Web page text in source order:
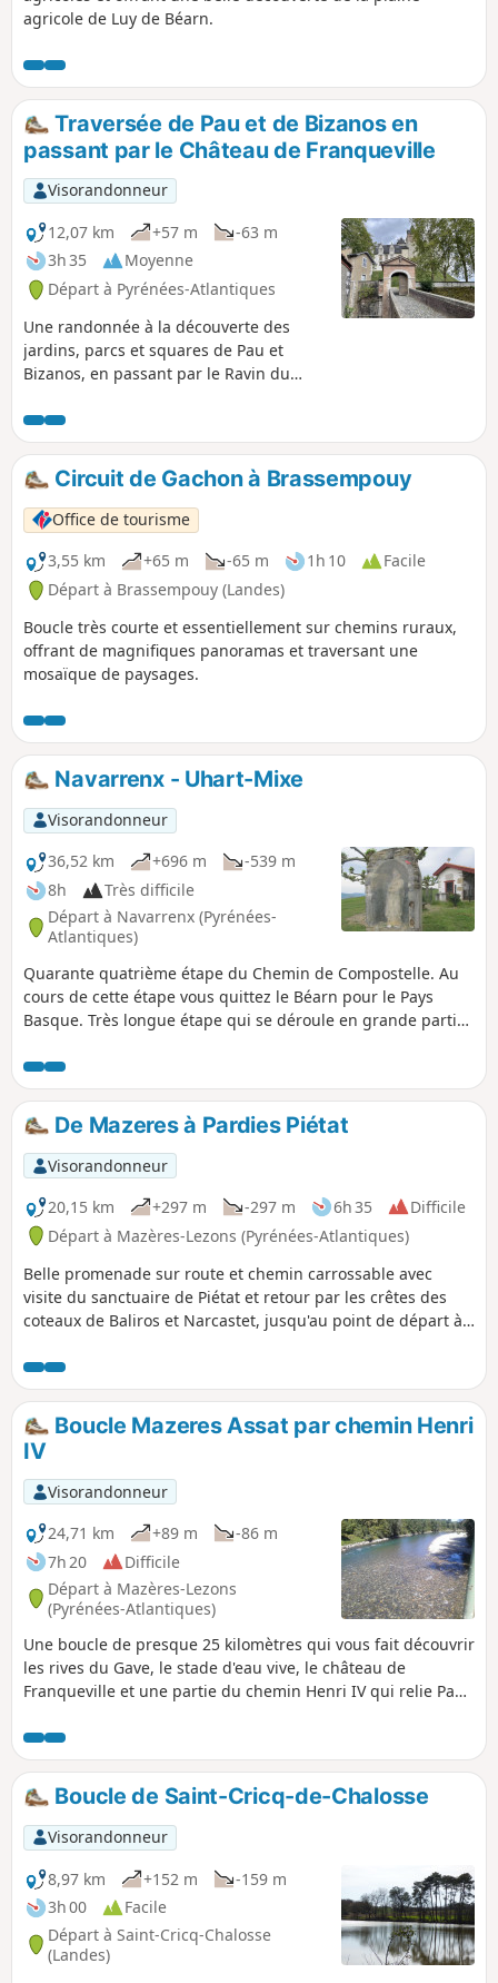
agricole de Luy de Béarn.
Traversée de Pau et de Bizanos en
passant par le Château de Franqueville
Visorandonneur
12,07 km
+57 m
-63 m
3h 35
Moyenne
Départ à Pyrénées-Atlantiques
Une randonnée à la découverte des
jardins, parcs et squares de Pau et
Bizanos, en passant par le Ravin du
d'Eaux Vives et les hauteurs du Château
de Franqueville ; le long du Gave de
Pau, les ruisseaux de l'Ousse, des
Bouries et l'Ariou Merdé ; avec des
perspectives magnifiques sur les
Côteaux de Jurançon, les Pyrénées,
depuis le Château de Pau jusqu'aux
hauteurs du Château de Franqueville.
Circuit de Gachon à Brassempouy
Office de tourisme
3,55 km
+65 m -65 m 1h 10
Facile
Départ à Brassempouy (Landes)
Boucle très courte et essentiellement sur chemins ruraux,
offrant de magnifiques panoramas et traversant une
mosaïque de paysages.
Navarrenx - Uhart-Mixe
Visorandonneur
36,52 km
+696 m
-539 m
8h
Très difficile
Départ à Navarrenx (Pyrénées-
Atlantiques)
Quarante quatrième étape du Chemin de Compostelle. Au
cours de cette étape vous quittez le Béarn pour le Pays
Basque. Très longue étape qui se déroule en grande partie
bois. Compte tenu que vous ne traversez pas de gros
village, il est donc préférable de prévoir le ravitaillement au
départ.De Mazeres à Pardies Piétat
Visorandonneur
20,15 km
+297 m -297 m 6h 35
Difficile
Départ à Mazères-Lezons (Pyrénées-Atlantiques)
Belle promenade sur route et chemin carrossable avec
visite du sanctuaire de Piétat et retour par les crêtes des
coteaux de Baliros et Narcastet, jusqu'au point de départ à
Boucle Mazeres Assat par chemin Henri
IV
Visorandonneur
24,71 km
+89 m
-86 m
7h 20
Difficile
Départ à Mazères-Lezons
(Pyrénées-Atlantiques)
Une boucle de presque 25 kilomètres qui vous fait découvrir
les rives du Gave, le stade d'eau vive, le château de
Franqueville et une partie du chemin Henri IV qui relie Pau
gauche du gave jusqu'à votre point de départ.
Boucle de Saint-Cricq-de-Chalosse
Visorandonneur
8,97 km
+152 m
-159 m
3h 00
Facile
Départ à Saint-Cricq-Chalosse
(Landes)